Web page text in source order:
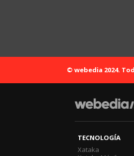
© webedia 2024.
TECNOLOGÍA
Xataka